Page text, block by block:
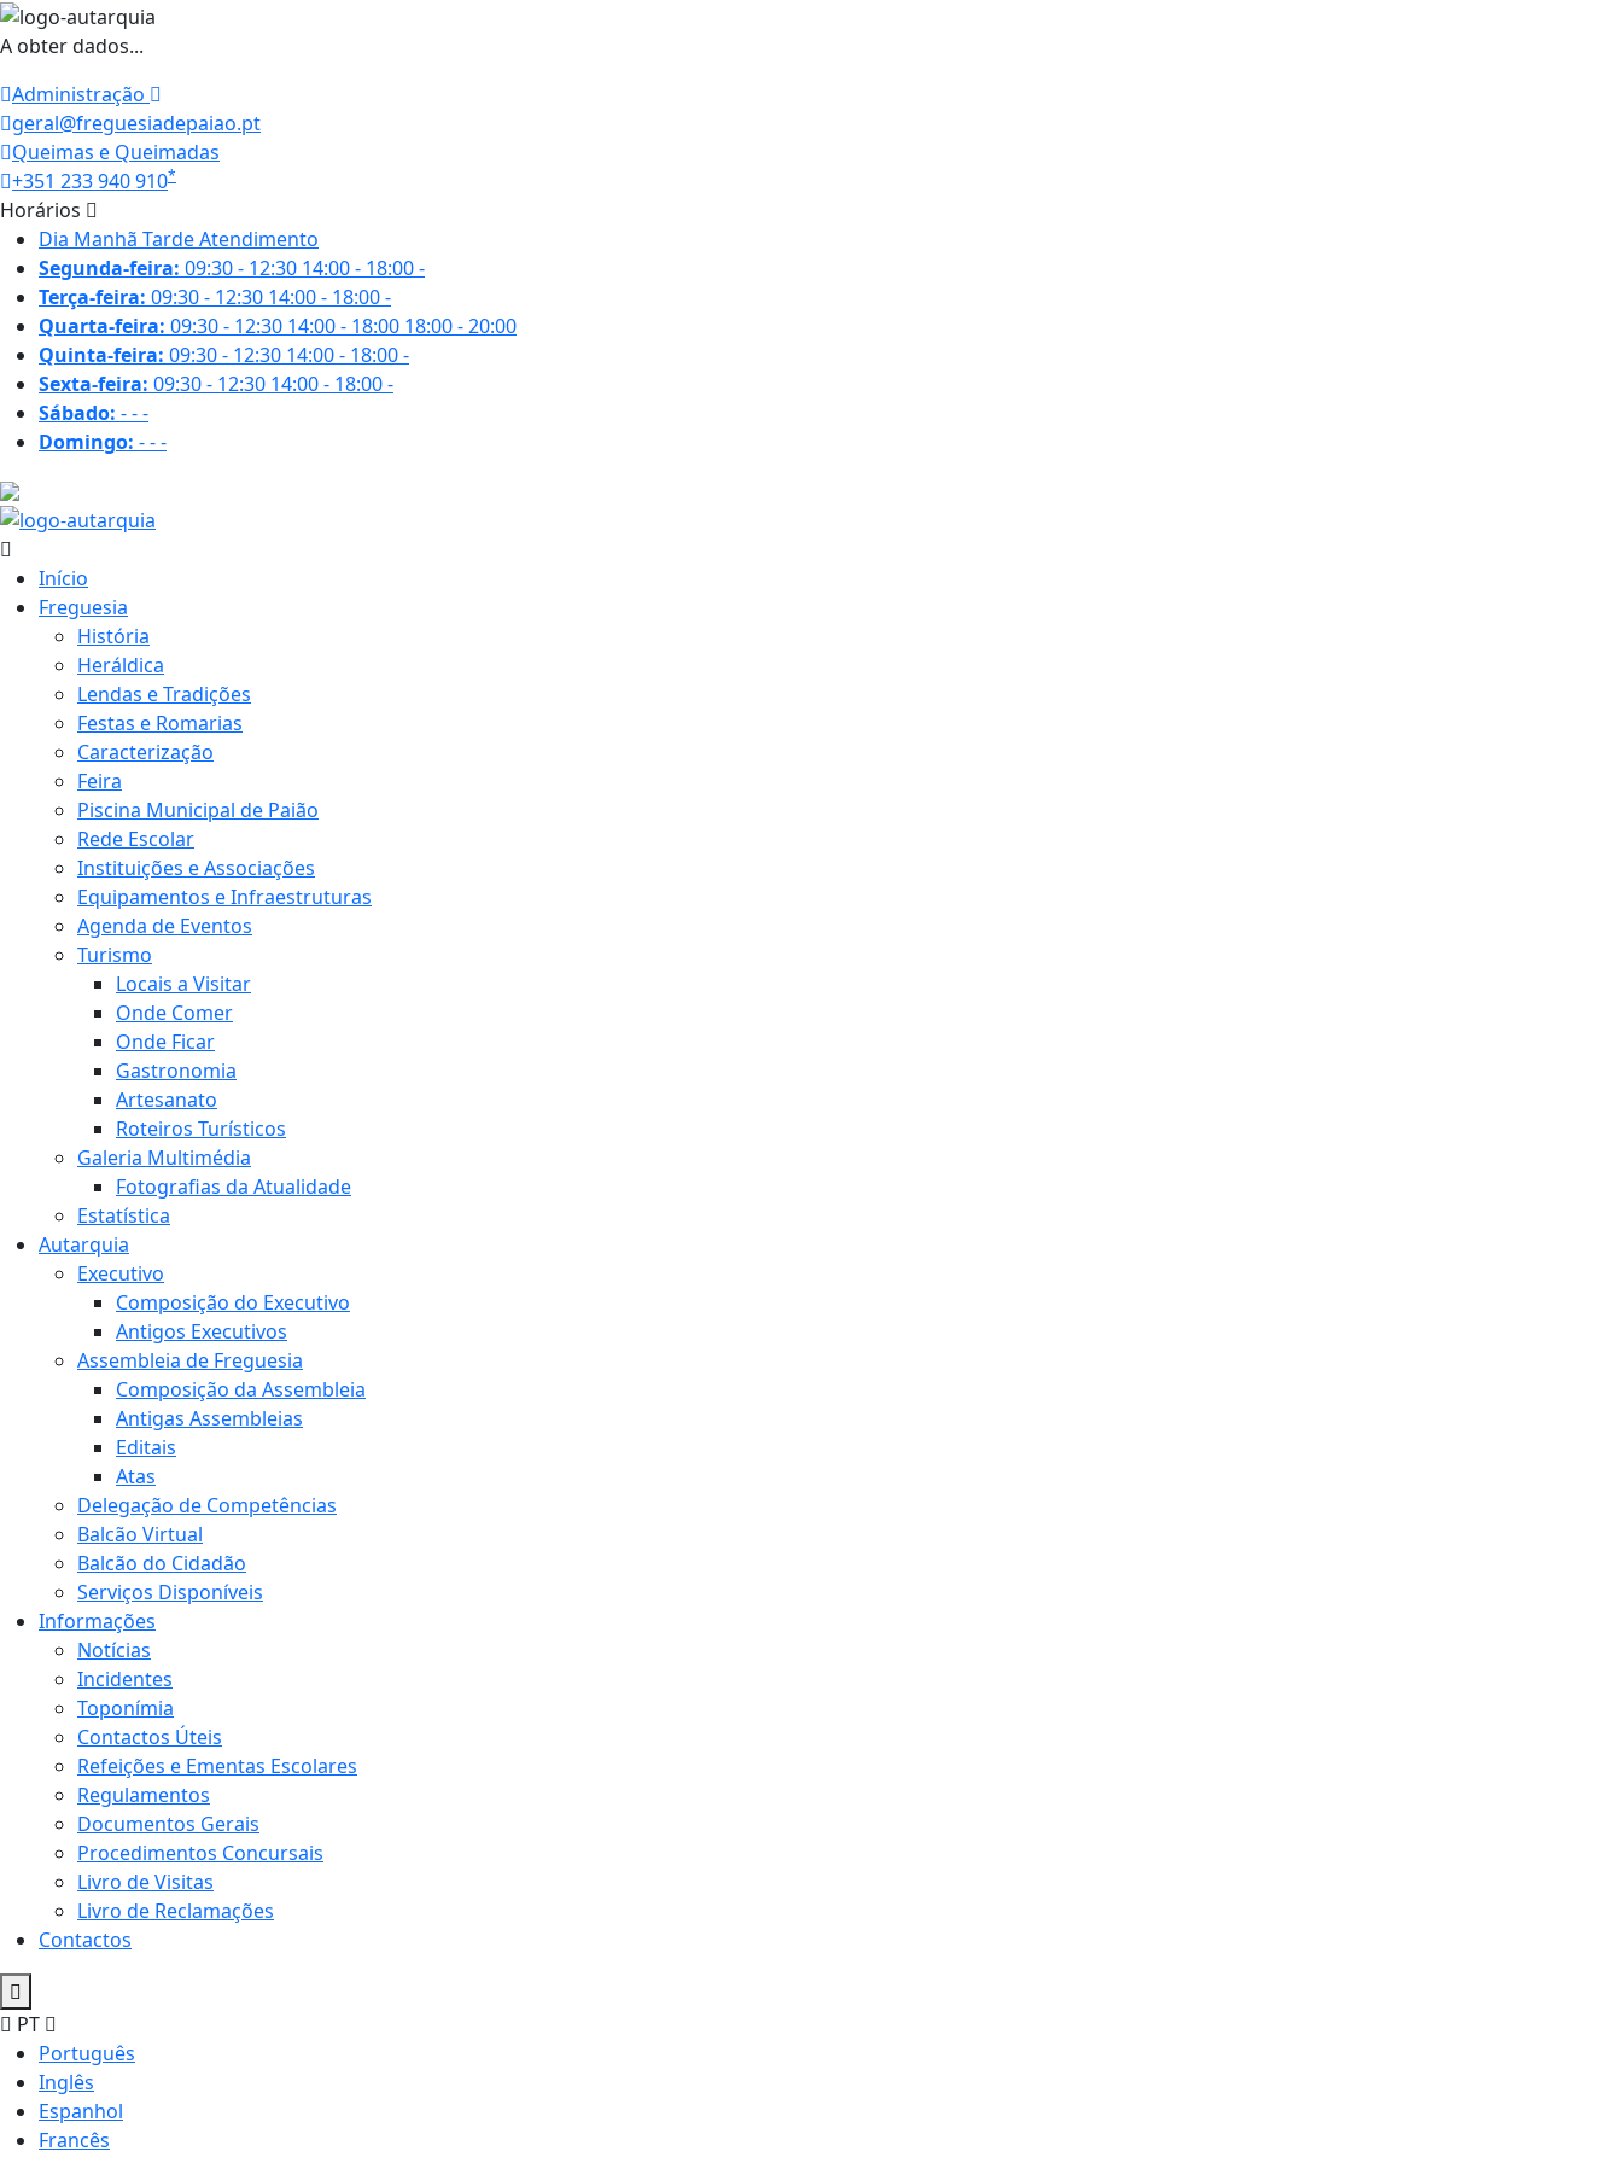
A obter dados...
Administração
geral@freguesiadepaiao.pt
Queimas e Queimadas
+351 233 940 910*
Horários
Dia Manhã TardeAtendimento
Segunda-feira: 09:30 - 12:30 14:00 - 18:00-
Terça-feira: 09:30 - 12:30 14:00 - 18:00-
Quarta-feira: 09:30 - 12:30 14:00 - 18:00 18:00 - 20:00
Quinta-feira: 09:30 - 12:30 14:00 - 18:00-
Sexta-feira: 09:30 - 12:30 14:00 - 18:00-
Sábado: ---
Domingo: ---
Início
Freguesia
História
Heráldica
Lendas e Tradições
Festas e Romarias
Caracterização
Feira
Piscina Municipal de Paião
Rede Escolar
Instituições e Associações
Equipamentos e Infraestruturas
Agenda de Eventos
Turismo
Locais a Visitar
Onde Comer
Onde Ficar
Gastronomia
Artesanato
Roteiros Turísticos
Galeria Multimédia
Fotografias da Atualidade
Estatística
Autarquia
Executivo
Composição do Executivo
Antigos Executivos
Assembleia de Freguesia
Composição da Assembleia
Antigas Assembleias
Editais
Atas
Delegação de Competências
Balcão Virtual
Balcão do Cidadão
Serviços Disponíveis
Informações
Notícias
Incidentes
Toponímia
Contactos Úteis
Refeições e Ementas Escolares
Regulamentos
Documentos Gerais
Procedimentos Concursais
Livro de Visitas
Livro de Reclamações
Contactos
PT
Português
Inglês
Espanhol
Francês